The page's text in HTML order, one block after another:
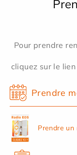
Pour prendre
cliquez sur le
Prendre
Prendre un